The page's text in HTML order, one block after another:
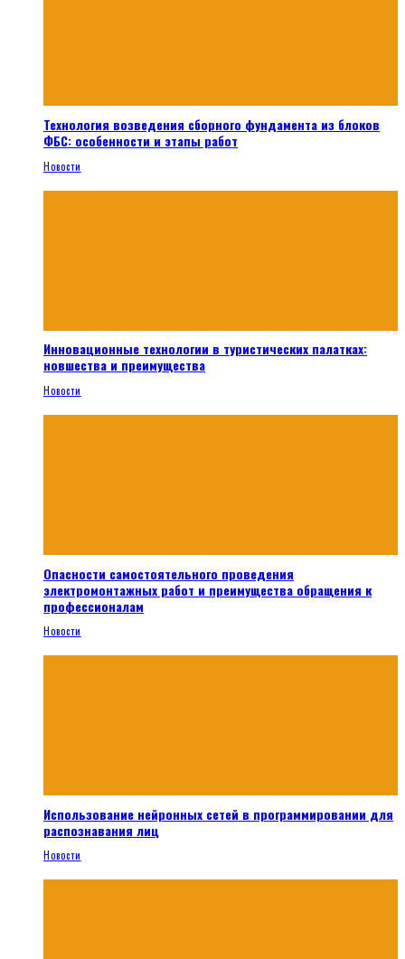
Технология возведения сборного фундамента из блоков
ФБС: особенности и этапы работ
Новости
Инновационные технологии в туристических палатках:
новшества и преимущества
Новости
Опасности самостоятельного проведения
электромонтажных работ и преимущества обращения к
профессионалам
Новости
Использование нейронных сетей в программировании для
распознавания лиц
Новости